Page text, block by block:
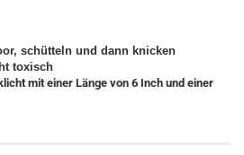
schütteln und dann knicken
toxisch
mit einer Länge von 6 Inch und einer